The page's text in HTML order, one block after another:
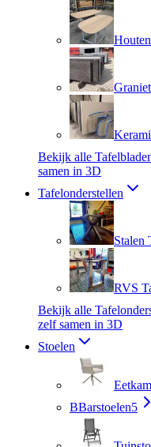
Bekijk alle
samen in 3D
Tafelonderstellen
Stalen
RVS
Bekijk alle
zelf samen in 3D
Stoelen
BBarstoelen5